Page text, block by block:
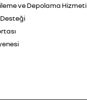
ve Depolama Hizmeti
Desteği